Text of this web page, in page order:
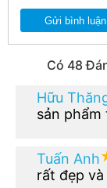
Gửi bình luận
Có 48
Hữu
sản phẩm
Tuấn Anh
rất đẹp